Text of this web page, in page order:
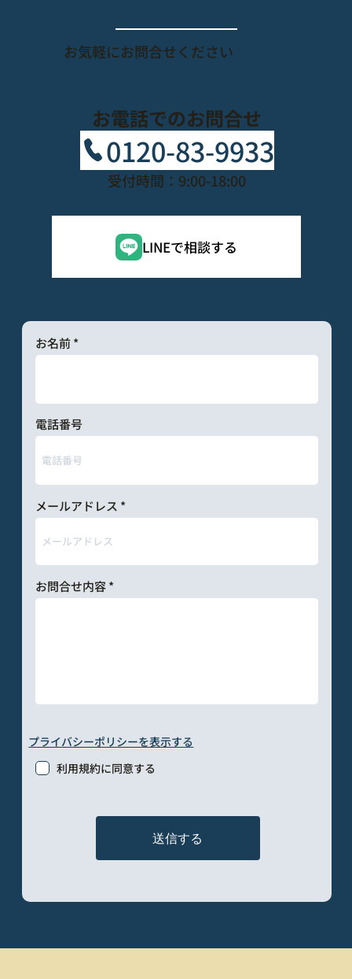
​お気軽にお問合せください
お電話でのお問合せ
0120-83-9933
受付時間：9:00-18:00
LINEで相談する
お名前
メールアドレス
送信する
電話番号
お問合せ内容
利用規約に同意する
プライバシーポリシーを表示する